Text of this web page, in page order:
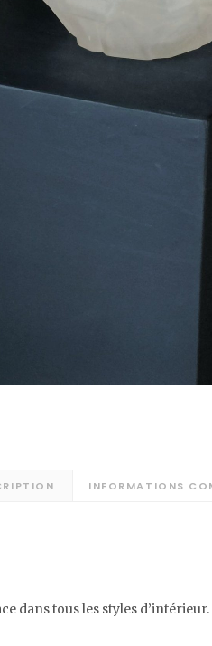
INFORMATIONS
dans tous les styles d’intérieur.